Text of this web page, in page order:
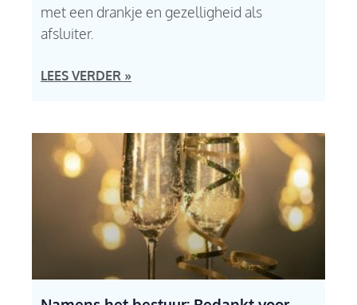
met een drankje en gezelligheid als
afsluiter.
LEES VERDER »